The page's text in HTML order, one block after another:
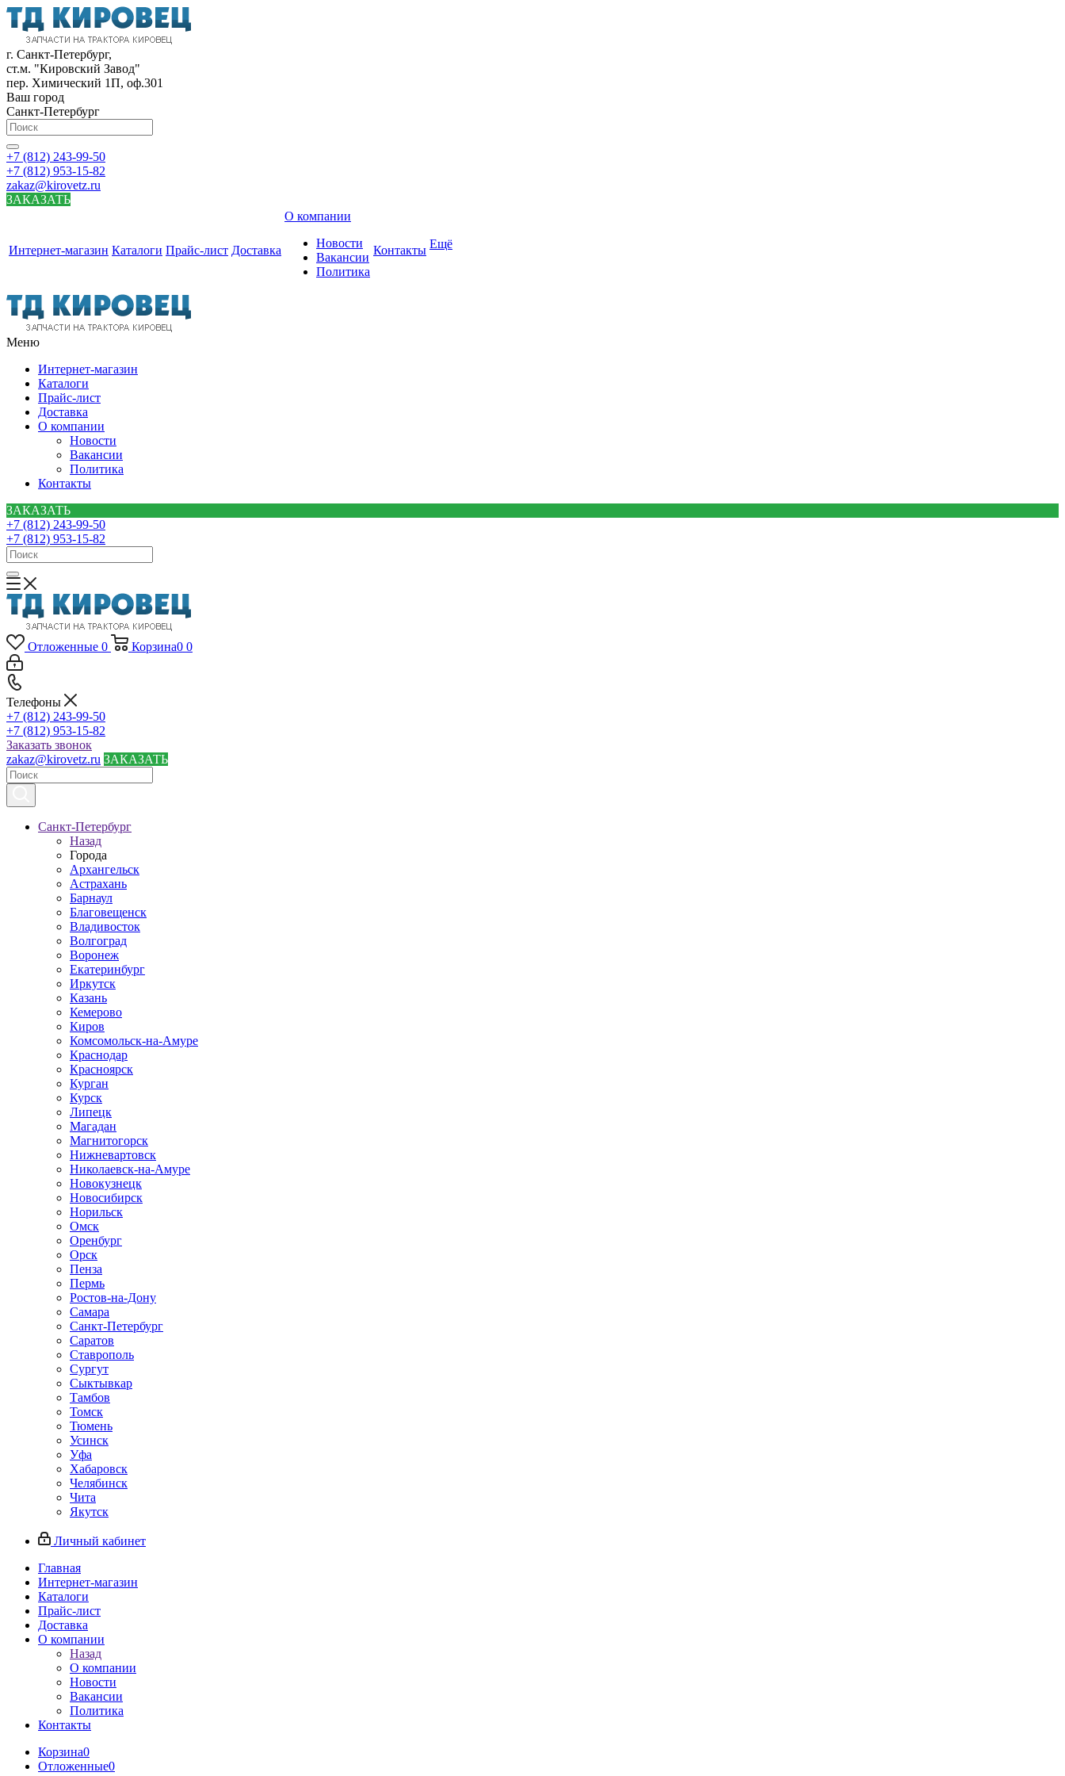
г. Санкт-Петербург,
ст.м. "Кировский Завод"
пер. Химический 1П, оф.301
Ваш город
Санкт-Петербург
+7 (812) 243-99-50
+7 (812) 953-15-82
zakaz@kirovetz.ru
ЗАКАЗАТЬ
Интернет-магазин Каталоги Прайс-лист Доставка
О компании
Новости
Вакансии
Политика
Контакты Ещё
Меню
Интернет-магазин
Каталоги
Прайс-лист
Доставка
О компании
Новости
Вакансии
Политика
Контакты
ЗАКАЗАТЬ
+7 (812) 243-99-50
+7 (812) 953-15-82
Отложенные 0 Корзина0 0
Телефоны
+7 (812) 243-99-50
+7 (812) 953-15-82
Заказать звонок
zakaz@kirovetz.ru ЗАКАЗАТЬ
Санкт-Петербург
Назад
Города
Архангельск
Астрахань
Барнаул
Благовещенск
Владивосток
Волгоград
Воронеж
Екатеринбург
Иркутск
Казань
Кемерово
Киров
Комсомольск-на-Амуре
Краснодар
Красноярск
Курган
Курск
Липецк
Магадан
Магнитогорск
Нижневартовск
Николаевск-на-Амуре
Новокузнецк
Новосибирск
Норильск
Омск
Оренбург
Орск
Пенза
Пермь
Ростов-на-Дону
Самара
Санкт-Петербург
Саратов
Ставрополь
Сургут
Сыктывкар
Тамбов
Томск
Тюмень
Усинск
Уфа
Хабаровск
Челябинск
Чита
Якутск
Личный кабинет
Главная
Интернет-магазин
Каталоги
Прайс-лист
Доставка
О компании
Назад
О компании
Новости
Вакансии
Политика
Контакты
Корзина0
Отложенные0